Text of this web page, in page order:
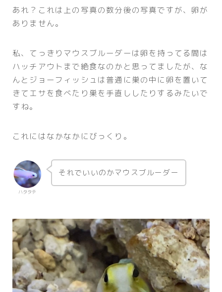
あれ？これは上の写真の数分後の写真ですが、卵が
ありません。
私、てっきりマウスブルーダーは卵を持ってる間は
ハッチアウトまで絶食なのかと思ってましたが、な
んとジョーフィッシュは普通に巣の中に卵を置いて
きてエサを食べたり巣を手直ししたりするみたいで
すね。
これにはなかなかにびっくり。
ハタタテ
それでいいのかマウスブルーダー